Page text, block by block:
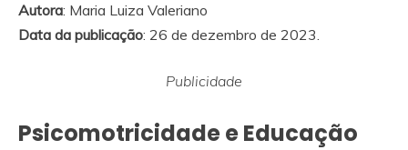
Autora: Maria Luiza Valeriano
Data da publicação: 26 de dezembro de 2023.
Publicidade
Psicomotricidade e Educação